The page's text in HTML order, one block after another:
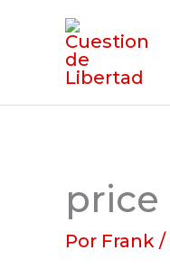
contenido
price
Por Frank /